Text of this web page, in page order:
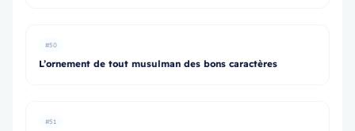
#50
L’ornement de tout musulman des bons caractères
#51